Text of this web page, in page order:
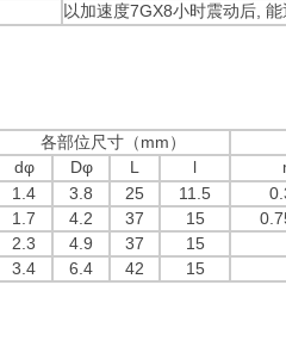
以加速度7GX8小时震动后, 能
各部位尺寸（mm）
dφ Dφ L l
1.4 3.8 25 11.5
1.7 4.2 37 15
2.3 4.9 37 15
3.4 6.4 42 15